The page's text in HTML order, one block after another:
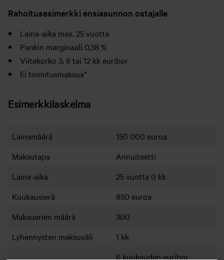
Rahoitusesimerkki ensiasunnon ostajalle
Laina-aika max. 25 vuotta
Pankin marginaali 0,38 %
Viitekorko 3, 6 tai 12 kk euribor
Ei toimitusmaksua*
Esimerkkilaskelma
Lainamäärä
150 000 euroa
Maksutapa
Annuiteetti
Laina-aika
25 vuotta 0 kk
Kuukausierä
850 euroa
Maksuerien määrä
300
Lyhennysten maksuväli
1 kk
6 kuukauden euribor